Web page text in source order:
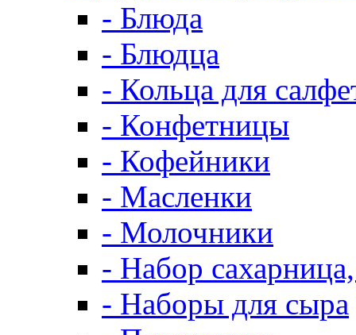
- Блюда
- Блюдца
- Кольца для
- Конфетницы
- Кофейники
- Масленки
- Молочники
- Набор
- Наборы для сыра